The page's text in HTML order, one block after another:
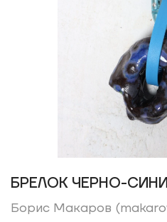
БРЕЛОК ЧЕРНО-
Борис Макаров